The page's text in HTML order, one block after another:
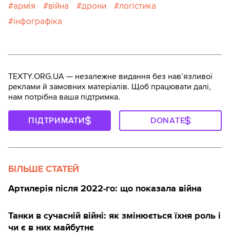
армія війна дрони
логістика
інфографіка
TEXTY.ORG.UA — незалежне видання без навʼязливої
реклами й замовних матеріалів. Щоб працювати далі,
нам потрібна ваша підтримка.
ПІДТРИМАТИ DONATE
БІЛЬШЕ СТАТЕЙ
Артилерія після 2022-го: що показала війна
Танки в сучасній війні: як змінюється їхня роль і
чи є в них майбутнє